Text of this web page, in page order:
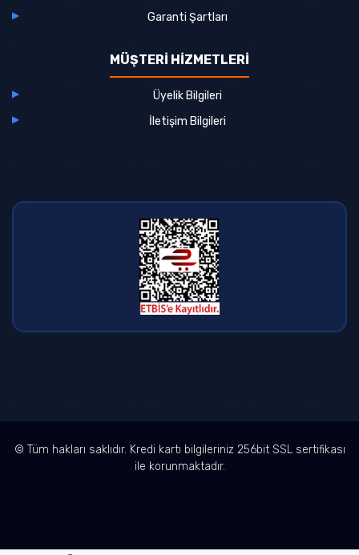
Garanti Şartları
MÜŞTERİ HİZMETLERİ
Üyelik Bilgileri
İletişim Bilgileri
© Tüm hakları saklıdır. Kredi kartı bilgileriniz 256bit SSL sertifikası
ile korunmaktadır.